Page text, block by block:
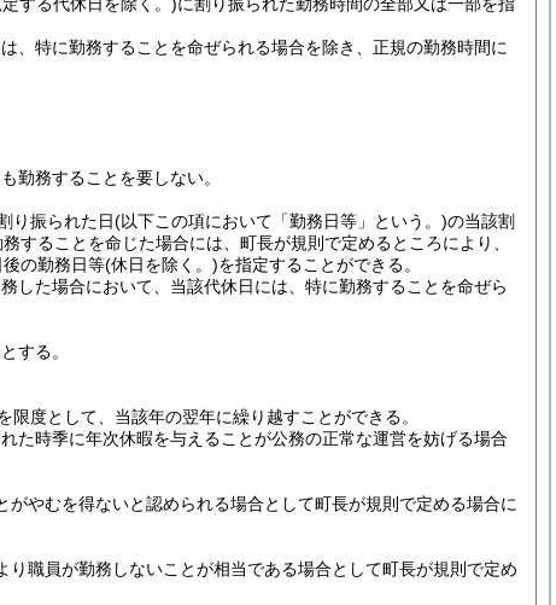
、特に勤務することを命ぜられる場合を除き、正規の勤務時間に
勤務することを要しない。
り振られた日(以下この項において「勤務日等」という。)の当該割
することを命じた場合には、町長が規則で定めるところにより、
の勤務日等(休日を除く。)を指定することができる。
した場合において、当該代休日には、特に勤務することを命ぜら
する。
限度として、当該年の翌年に繰り越すことができる。
た時季に年次休暇を与えることが公務の正常な運営を妨げる場合
やむを得ないと認められる場合として町長が規則で定める場合に
職員が勤務しないことが相当である場合として町長が規則で定め